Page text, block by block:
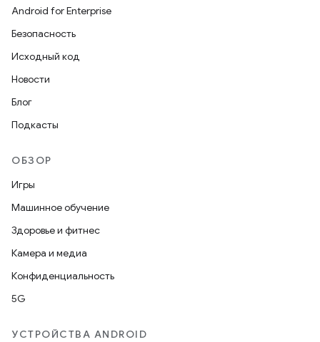
Android for Enterprise
Безопасность
Исходный код
Новости
Блог
Подкасты
ОБЗОР
Игры
Машинное обучение
Здоровье и фитнес
Камера и медиа
Конфиденциальность
5G
УСТРОЙСТВА ANDROID